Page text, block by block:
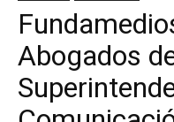
Abogados